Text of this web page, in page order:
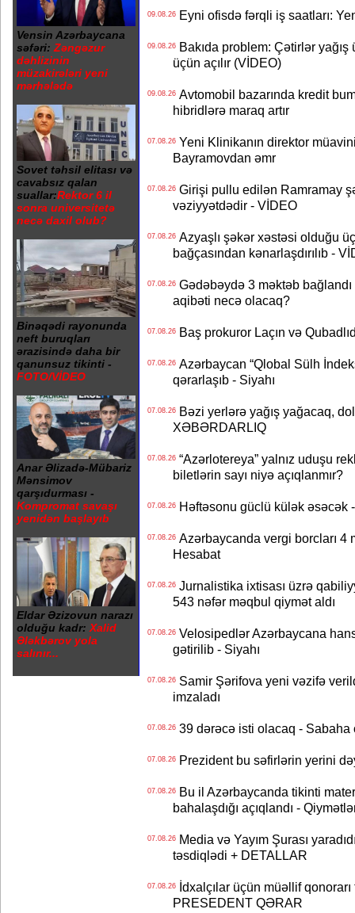
Vensin Azərbaycana
səfəri: Zəngəzur
dəhlizinin
müzakirələri yeni
mərhələdə
Sovet təhsil elitası və
cavabsız qalan
suallar:Rektor 6 il
sonra universitetə
necə daxil olub?
Binəqədi rayonunda
neft buruqları
ərazisində daha bir
qanunsuz tikinti -
FOTO/VİDEO
Anar Əlizadə-Mübariz
Mənsimov
qarşıdurması -
Kompromat savaşı
yenidən başlayıb
Eldar Əzizovun narazı
olduğu kadr: Xalid
Ələkbərov yola
salınır...
09.08.26Eyni ofisdə fərqli iş saatları:
09.08.26Bakıda problem: Çətirlər
üçün açılır (VİDEO)
09.08.26Avtomobil bazarında kredit
hibridlərə maraq artır
07.08.26Yeni Klinikanın direktor müavini
Bayramovdan əmr
07.08.26Girişi pullu edilən Ramramay
vəziyyətdədir - VİDEO
07.08.26Azyaşlı şəkər xəstəsi olduğu
bağçasından kənarlaşdırılıb -
07.08.26Gədəbəydə 3 məktəb
aqibəti necə olacaq?
07.08.26Baş prokuror Laçın və
07.08.26Azərbaycan “Qlobal Sülh
qərarlaşıb - Siyahı
07.08.26Bəzi yerlərə yağış yağacaq,
XƏBƏRDARLIQ
07.08.26“Azərlotereya” yalnız uduşu
biletlərin sayı niyə açıqlanmır?
07.08.26Həftəsonu güclü külək əsəcək
07.08.26Azərbaycanda vergi borcları 4
Hesabat
07.08.26Jurnalistika ixtisası üzrə
543 nəfər məqbul qiymət aldı
07.08.26Velosipedlər Azərbaycana
gətirilib - Siyahı
07.08.26Samir Şərifova yeni vəzifə
imzaladı
07.08.2639 dərəcə isti olacaq - Sabaha
07.08.26Prezident bu səfirlərin yerini
07.08.26Bu il Azərbaycanda tikinti
bahalaşdığı açıqlandı -
07.08.26Media və Yayım Şurası
təsdiqlədi + DETALLAR
07.08.26İdxalçılar üçün müəllif
PRESEDENT QƏRAR